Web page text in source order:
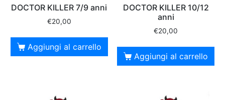
DOCTOR KILLER 7/9 anni
€20,00
Aggiungi al carrello
DOCTOR KILLER 10/12
anni
€20,00
Aggiungi al carrello